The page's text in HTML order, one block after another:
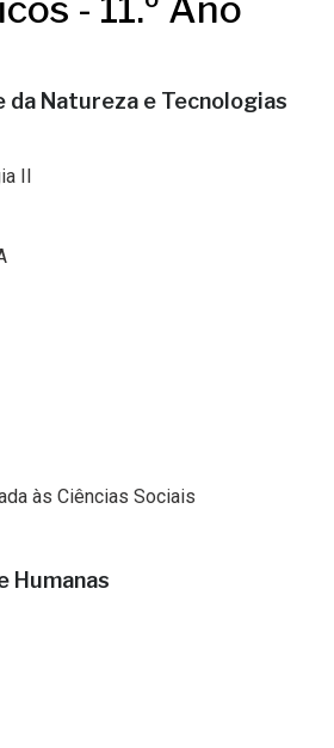
da Natureza e Tecnologias
II
às Ciências Sociais
Humanas